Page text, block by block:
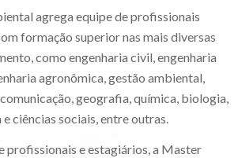
agrega equipe de profissionais
formação superior nas mais diversas
como engenharia civil, engenharia
agronômica, gestão ambiental,
geografia, química, biologia,
ciências sociais, entre outras.
profissionais e estagiários, a Master